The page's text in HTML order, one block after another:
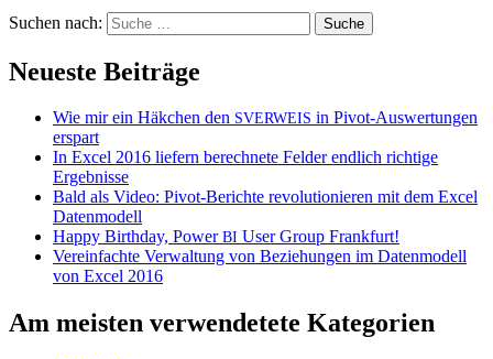
Suchen nach:
Neueste Beiträge
Wie mir ein Häkchen den SVERWEIS in Pivot-Auswertungen
erspart
In Excel 2016 liefern berechnete Felder endlich richtige
Ergebnisse
Bald als Video: Pivot-Berichte revolutionieren mit dem Excel
Datenmodell
Happy Birthday, PowerBI User Group Frankfurt!
Vereinfachte Verwaltung von Beziehungen im Datenmodell
von Excel 2016
Am meisten verwendetete Kategorien